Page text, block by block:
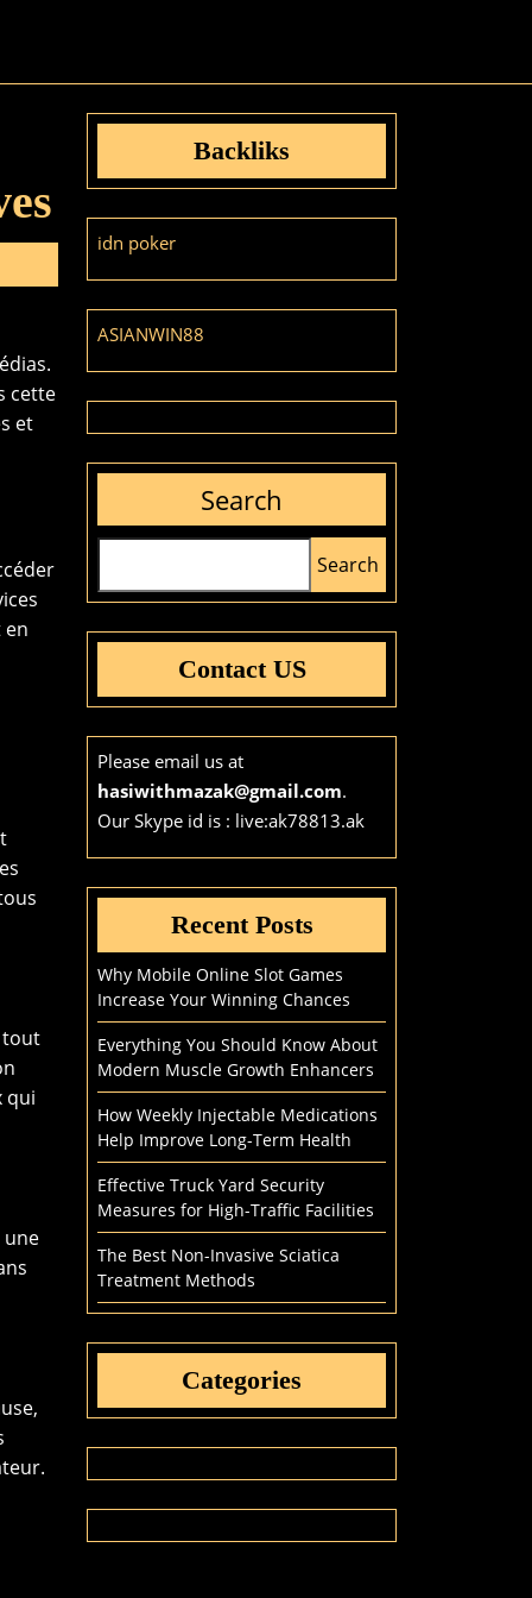
cette
et
en
tout
qui
une
Backliks
idn poker
ASIANWIN88
Search
Search
Contact US
Please email us at
hasiwithmazak@gmail.com.
Our Skype id is : live:ak78813.ak
Recent Posts
Why Mobile Online Slot Games
Increase Your Winning Chances
Everything You Should Know About
Modern Muscle Growth Enhancers
How Weekly Injectable Medications
Help Improve Long-Term Health
Effective Truck Yard Security
Measures for High-Traffic Facilities
The Best Non-Invasive Sciatica
Treatment Methods
Categories